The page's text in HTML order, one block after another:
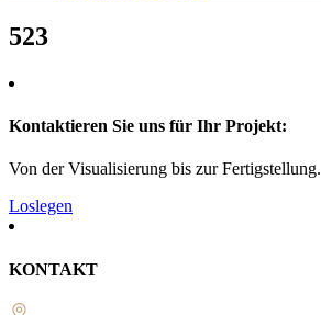
523
Kontaktieren Sie uns für Ihr Projekt:
Von der Visualisierung bis zur Fertigstellung.
Loslegen
KONTAKT